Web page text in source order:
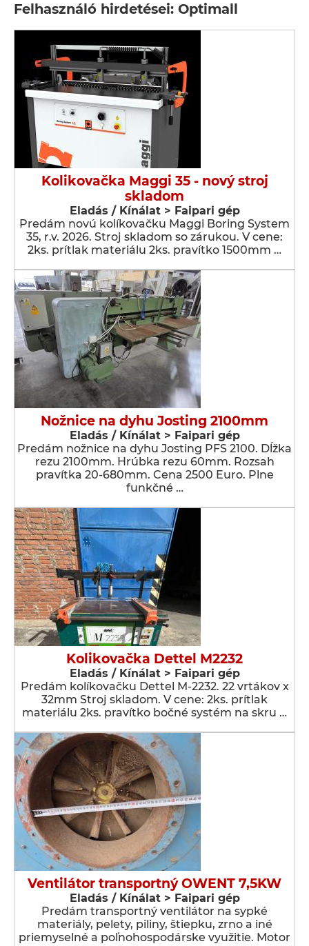
Felhasználó hirdetései: Optimall
Kolikovačka Maggi 35 - nový stroj
skladom
Eladás / Kínálat > Faipari gép
Predám novú kolíkovačku Maggi Boring System
35, r.v. 2026. Stroj skladom so zárukou. V cene:
2ks. prítlak materiálu 2ks. pravítko 1500mm …
Nožnice na dyhu Josting 2100mm
Eladás / Kínálat > Faipari gép
Predám nožnice na dyhu Josting PFS 2100. Dĺžka
rezu 2100mm. Hrúbka rezu 60mm. Rozsah
pravítka 20-680mm. Cena 2500 Euro. Plne
funkčné …
Kolikovačka Dettel M2232
Eladás / Kínálat > Faipari gép
Predám kolíkovačku Dettel M-2232. 22 vrtákov x
32mm Stroj skladom. V cene: 2ks. prítlak
materiálu 2ks. pravítko bočné systém na skru …
Ventilátor transportný OWENT 7,5KW
Eladás / Kínálat > Faipari gép
Predám transportný ventilátor na sypké
materiály, pelety, piliny, štiepku, zrno a iné
priemyselné a poľnohospodárske využitie. Motor